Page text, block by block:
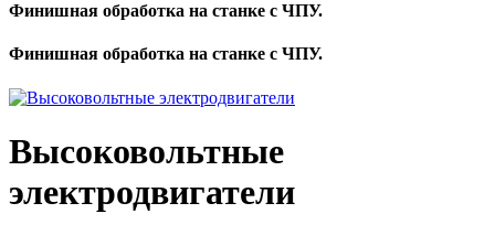
Финишная обработка на станке с ЧПУ.
Финишная обработка на станке с ЧПУ.
Высоковольтные
электродвигатели